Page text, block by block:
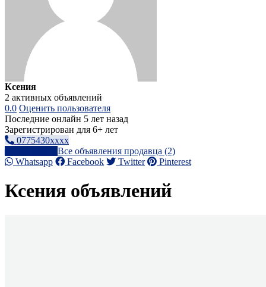
Ксения
2 активных объявлений
0.0 Оценить пользователя
Последние онлайн 5 лет назад
Зарегистрирован для 6+ лет
0775430xxxx
Все объявления продавца (2)
Whatsapp
Facebook Twitter Pinterest
Ксения объявлений